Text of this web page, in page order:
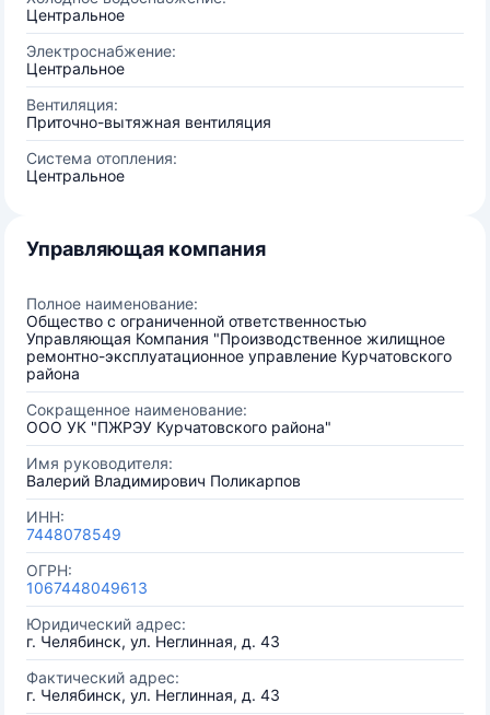
Центральное
Электроснабжение:
Центральное
Вентиляция:
Приточно-вытяжная вентиляция
Система отопления:
Центральное
Управляющая компания
Полное наименование:
Общество с ограниченной ответственностью
Управляющая Компания "Производственное жилищное
ремонтно-эксплуатационное управление Курчатовского
района
Сокращенное наименование:
ООО УК "ПЖРЭУ Курчатовского района"
Имя руководителя:
Валерий Владимирович Поликарпов
ИНН:
7448078549
ОГРН:
1067448049613
Юридический адрес:
г. Челябинск, ул. Неглинная, д. 43
Фактический адрес:
г. Челябинск, ул. Неглинная, д. 43